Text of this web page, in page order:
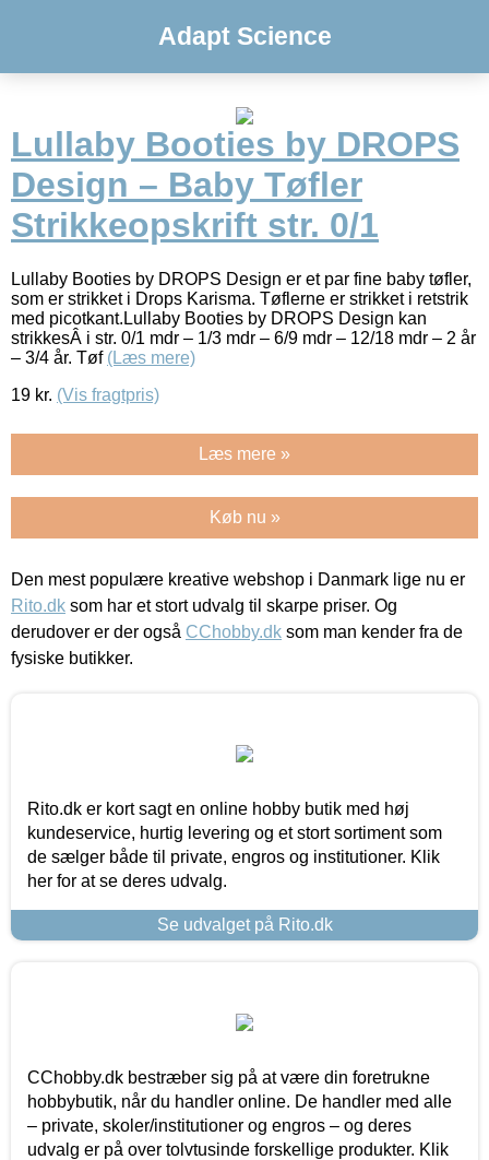
Adapt Science
Lullaby Booties by DROPS
Design – Baby Tøfler
Strikkeopskrift str. 0/1
Lullaby Booties by DROPS Design er et par fine baby tøfler,
som er strikket i Drops Karisma. Tøflerne er strikket i retstrik
med picotkant.Lullaby Booties by DROPS Design kan
strikkesÂ i str. 0/1 mdr – 1/3 mdr – 6/9 mdr – 12/18 mdr – 2 år
– 3/4 år. Tøf (Læs mere)
19 kr. (Vis fragtpris)
Læs mere »
Køb nu »
Den mest populære kreative webshop i Danmark lige nu er
Rito.dk som har et stort udvalg til skarpe priser. Og
derudover er der også CChobby.dk som man kender fra de
fysiske butikker.
Rito.dk er kort sagt en online hobby butik med høj
kundeservice, hurtig levering og et stort sortiment som
de sælger både til private, engros og institutioner. Klik
her for at se deres udvalg.
Se udvalget på Rito.dk
CChobby.dk bestræber sig på at være din foretrukne
hobbybutik, når du handler online. De handler med alle
– private, skoler/institutioner og engros – og deres
udvalg er på over tolvtusinde forskellige produkter. Klik